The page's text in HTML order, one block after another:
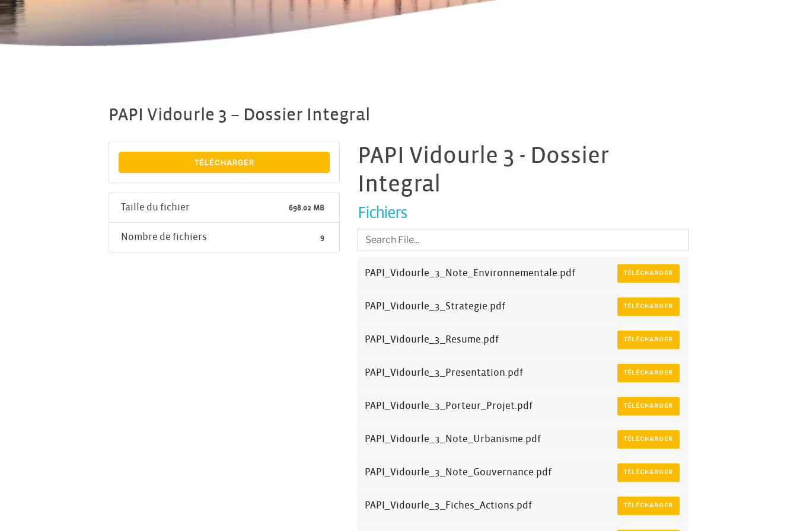
PAPI Vidourle 3 – Dossier Integral
TÉLÉCHARGER
Taille du fichier 698.02 MB
Nombre de fichiers 9
PAPI Vidourle 3 - Dossier
Integral
Fichiers
PAPI_Vidourle_3_Note_Environnementale.pdf TÉLÉCHARGER
PAPI_Vidourle_3_Strategie.pdf TÉLÉCHARGER
PAPI_Vidourle_3_Resume.pdf TÉLÉCHARGER
PAPI_Vidourle_3_Presentation.pdf TÉLÉCHARGER
PAPI_Vidourle_3_Porteur_Projet.pdf TÉLÉCHARGER
PAPI_Vidourle_3_Note_Urbanisme.pdf TÉLÉCHARGER
PAPI_Vidourle_3_Note_Gouvernance.pdf TÉLÉCHARGER
PAPI_Vidourle_3_Fiches_Actions.pdf TÉLÉCHARGER